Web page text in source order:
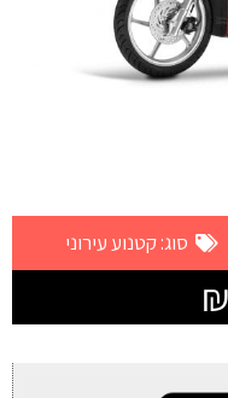
סוג:קטנוע עירוני